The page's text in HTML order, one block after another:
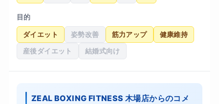
目的
ダイエット 姿勢改善 筋力アップ 健康維持
産後ダイエット 結婚式向け
ZEAL BOXING FITNESS 木場店からのコメ